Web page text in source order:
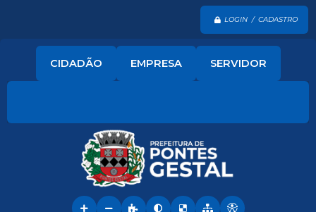
LOGIN / CADASTRO
CIDADÃO EMPRESA SERVIDOR